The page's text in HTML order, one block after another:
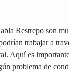
Restrepo son
trabajar a
Aquí es
problema de